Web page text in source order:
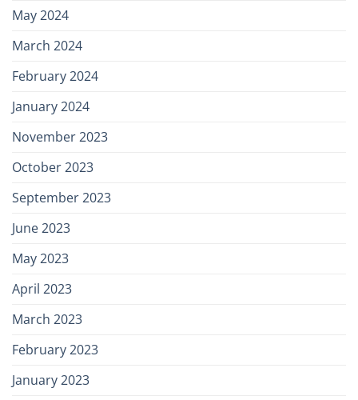
May 2024
March 2024
February 2024
January 2024
November 2023
October 2023
September 2023
June 2023
May 2023
April 2023
March 2023
February 2023
January 2023